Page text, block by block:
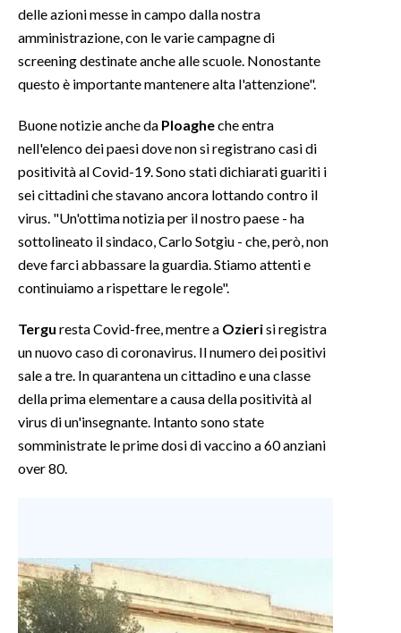
3 MINUTI CON
INSULARITÀ
ABBONATI
NECROLOGI
PUBBLICITÀ
SPIAGGE
STORE
delle azioni messe in campo dalla nostra
amministrazione, con le varie campagne di
screening destinate anche alle scuole. Nonostante
questo è importante mantenere alta l'attenzione".
Buone notizie anche da Ploagheche entra
nell'elenco dei paesi dove non si registrano casi di
positività al Covid-19. Sono stati dichiarati guariti i
sei cittadini che stavano ancora lottando contro il
virus. "Un'ottima notizia per il nostro paese - ha
sottolineato il sindaco, Carlo Sotgiu - che, però, non
deve farci abbassare la guardia. Stiamo attenti e
continuiamo a rispettare le regole".
Tergu resta Covid-free, mentre a Ozierisi registra
un nuovo caso di coronavirus. Il numero dei positivi
sale a tre. In quarantena un cittadino e una classe
della prima elementare a causa della positività al
virus di un'insegnante. Intanto sono state
somministrate le prime dosi di vaccino a 60 anziani
over 80.